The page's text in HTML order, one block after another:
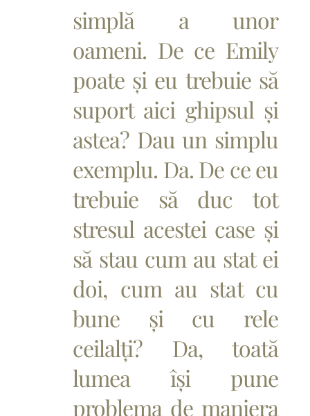
simplă a unor
oameni. De ce Emily
poate și eu trebuie să
suport aici ghipsul și
astea? Dau un simplu
exemplu. Da. De ce eu
trebuie să duc tot
stresul acestei case și
să stau cum au stat ei
doi, cum au stat cu
bune și cu rele
ceilalți? Da, toată
lumea își pune
problema de maniera